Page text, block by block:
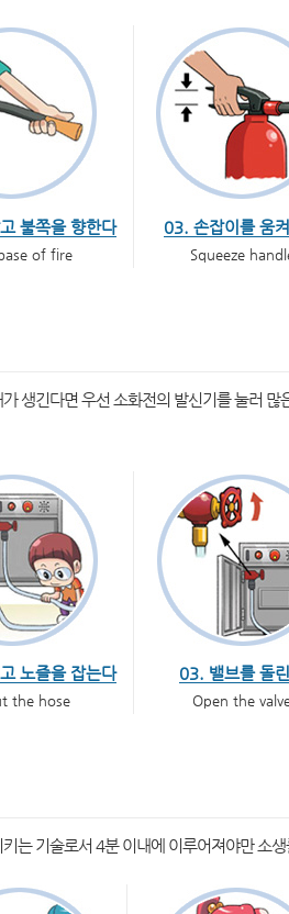
불쪽을 향한다
of fire
03. 손잡이를 움
Squeeze
생긴다면 우선 소화전의 발신기를 눌러
노즐을 잡는다
the hose
03. 밸브를 돌
Open the
는 기술로서 4분 이내에 이루어져야만 소생